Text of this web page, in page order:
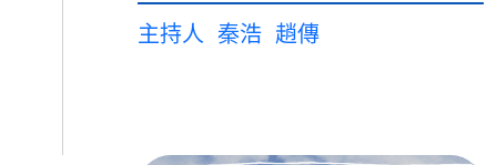
主持人 秦浩 趙傳